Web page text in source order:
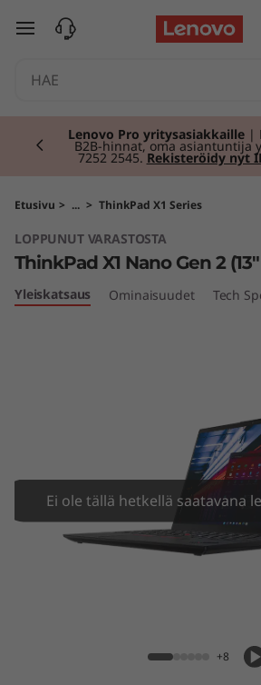
T
P
a
d
n
o
siirry pääsisältöön
Lenovo Pro yritysasiakkaille|
B2B-hinnat, oma asiantuntija
7252 2545. Rekisteröidy nyt
Currently displaying item 2 of 2
Etusivu > ... > ThinkPad X1 Series
LOPPUNUT VARASTOSTA
ThinkPad X1 Nano Gen 2
Yleiskatsaus Ominaisuudet Tech
Ei ole tällä hetkellä saatavana
+8